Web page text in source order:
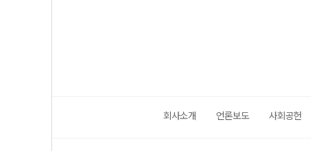
회사소개 언론보도 사회공헌